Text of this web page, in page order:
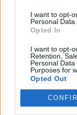
I want to opt-
Personal Data
Opted In
I want to opt-
Retention,
Personal
Purposes for
Opted Out
Paaiškėjo